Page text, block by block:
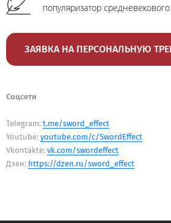
популяризатор средневекового
ЗАЯВКА НА ПЕРСОНАЛЬНУЮ
Соцсети
Telegram: t.me/sword_effect
Youtube: youtube.com/c/SwordEffect
Vkontakte: vk.com/swordeffect
Дзен: https://dzen.ru/sword_effect